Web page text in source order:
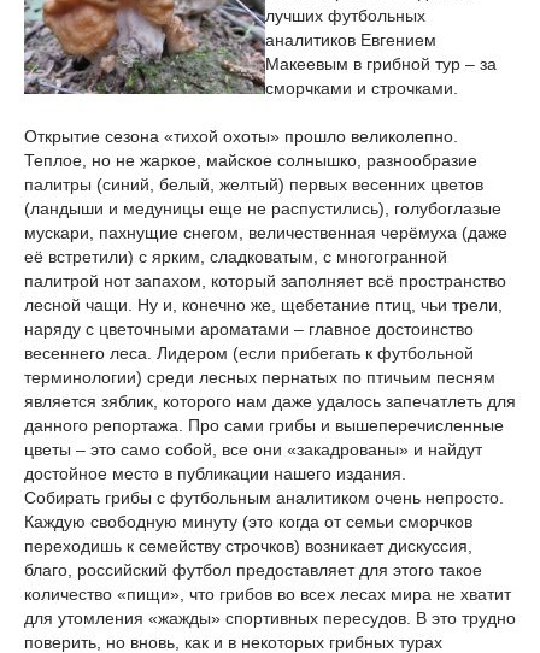
лучших футбольных
аналитиков Евгением
Макеевым в грибной тур – за
сморчками и строчками.
Открытие сезона «тихой охоты» прошло великолепно.
Теплое, но не жаркое, майское солнышко, разнообразие
палитры (синий, белый, желтый) первых весенних цветов
(ландыши и медуницы еще не распустились), голубоглазые
мускари, пахнущие снегом, величественная черёмуха (даже
её встретили) с ярким, сладковатым, с многогранной
палитрой нот запахом, который заполняет всё пространство
лесной чащи. Ну и, конечно же, щебетание птиц, чьи трели,
наряду с цветочными ароматами – главное достоинство
весеннего леса. Лидером (если прибегать к футбольной
терминологии) среди лесных пернатых по птичьим песням
является зяблик, которого нам даже удалось запечатлеть для
данного репортажа. Про сами грибы и вышеперечисленные
цветы – это само собой, все они «закадрованы» и найдут
достойное место в публикации нашего издания.
Собирать грибы с футбольным аналитиком очень непросто.
Каждую свободную минуту (это когда от семьи сморчков
переходишь к семейству строчков) возникает дискуссия,
благо, российский футбол предоставляет для этого такое
количество «пищи», что грибов во всех лесах мира не хватит
для утомления «жажды» спортивных пересудов. В это трудно
поверить, но вновь, как и в некоторых грибных турах